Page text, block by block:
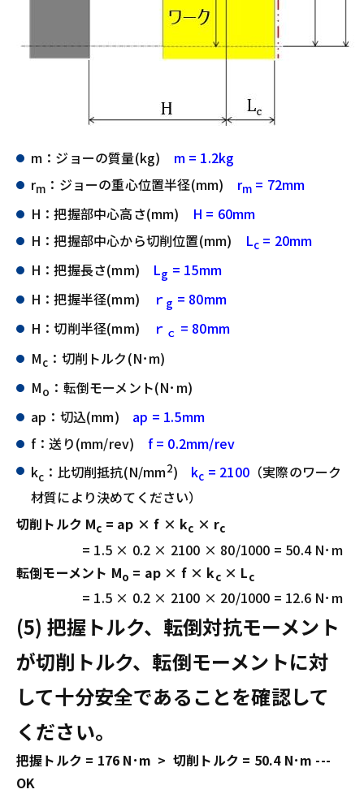
m：ジョーの質量(kg) m = 1.2kg
rm ：ジョーの重心位置半径(mm) rm = 72mm
H：把握部中心高さ(mm) H = 60mm
H：把握部中心から切削位置(mm) Lc = 20mm
H：把握長さ(mm) Lg = 15mm
H：把握半径(mm)
ｒ g = 80mm
H：切削半径(mm)
ｒ ｃ = 80mm
Mc ：切削トルク(N･m)
Mo ：転倒モーメント(N･m)
ap：切込(mm) ap = 1.5mm
f：送り(mm/rev) f = 0.2mm/rev
kc ：比切削抵抗(N/mm2) kc = 2100 （実際のワーク
材質により決めてください）
切削トルク Mc = ap × f × kc × rc
= 1.5 × 0.2 × 2100 × 80/1000 = 50.4 N･m
転倒モーメント Mo = ap × f × kc× Lc
= 1.5 × 0.2 × 2100 × 20/1000 = 12.6 N･m
(5) 把握トルク、転倒対抗モーメント
が切削トルク、転倒モーメントに対
して十分安全であることを確認して
ください。
把握トルク = 176 N･m > 切削トルク = 50.4 N･m ---
OK